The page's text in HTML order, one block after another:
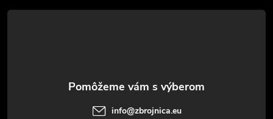
á
info@zbrojnica.eu